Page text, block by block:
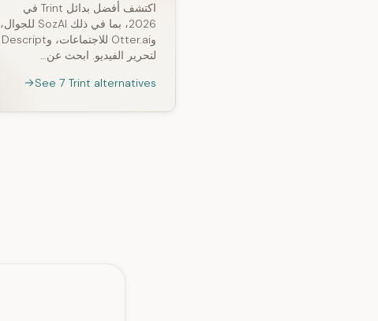
اكتشف أفضل بدائل Trint في
2026، بما في ذلك SozAI للجوال،
وOtter.ai للاجتماعات، وDescript
لتحرير الفيديو. ابحث عن…
See 7 Trint alternatives